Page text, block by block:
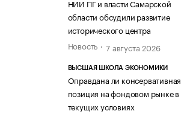
НИИ ПГ и власти Самарской
области обсудили развитие
исторического центра
Новость
7 августа 2026
ВЫСШАЯ ШКОЛА ЭКОНОМИКИ
Оправдана ли консервативная
позиция на фондовом рынке в
текущих условиях